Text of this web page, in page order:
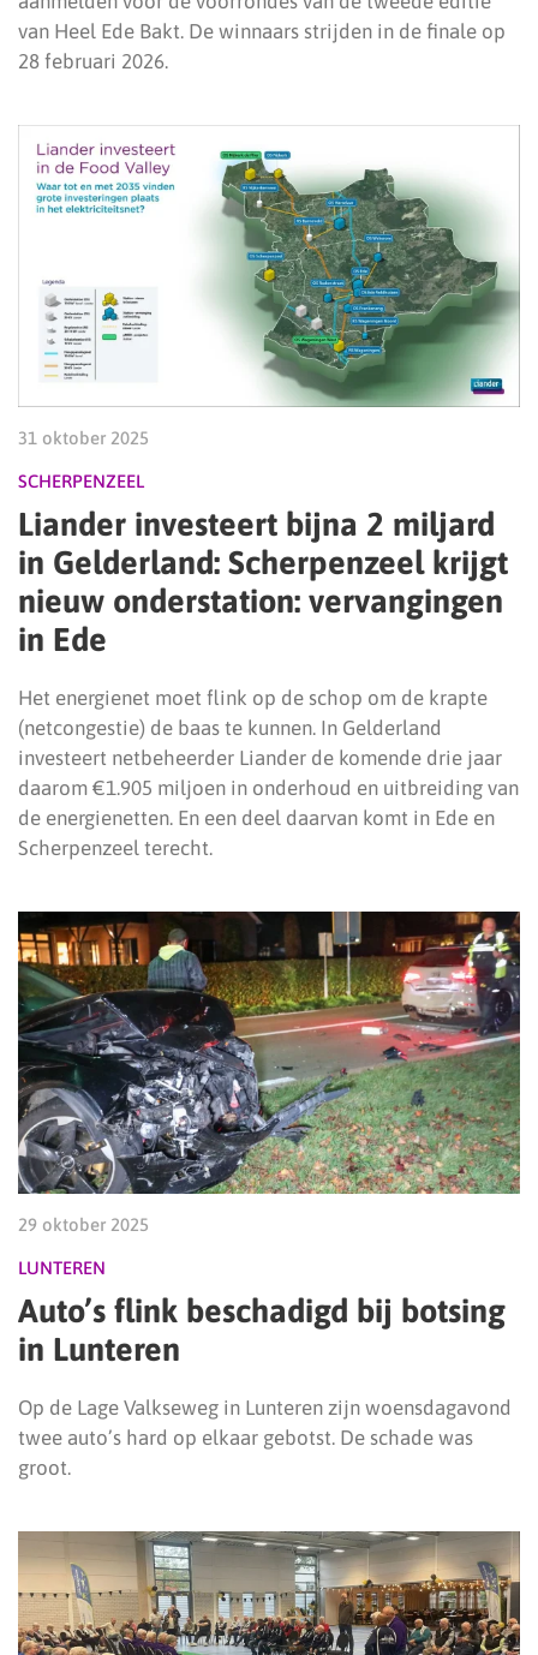
van Heel Ede Bakt. De winnaars strijden in de finale op
28 februari 2026.
31 oktober 2025
SCHERPENZEEL
Liander investeert bijna 2 miljard
in Gelderland: Scherpenzeel krijgt
nieuw onderstation: vervangingen
in Ede
Het energienet moet flink op de schop om de krapte
(netcongestie) de baas te kunnen. In Gelderland
investeert netbeheerder Liander de komende drie jaar
daarom €1.905 miljoen in onderhoud en uitbreiding van
de energienetten. En een deel daarvan komt in Ede en
Scherpenzeel terecht.
29 oktober 2025
LUNTEREN
Auto’s flink beschadigd bij botsing
in Lunteren
Op de Lage Valkseweg in Lunteren zijn woensdagavond
twee auto’s hard op elkaar gebotst. De schade was
groot.